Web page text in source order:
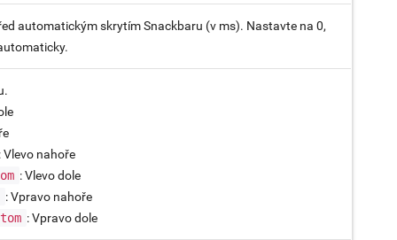
automatickým skrytím Snackbaru (v ms). Nastavte na 0,
Vlevo nahoře
: Vlevo dole
: Vpravo nahoře
: Vpravo dole